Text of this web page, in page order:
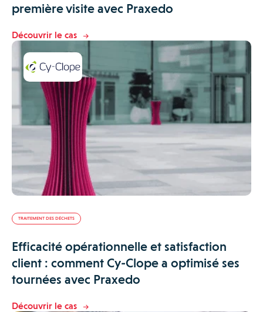
première visite avec Praxedo
Découvrir le cas
TRAITEMENT DES DÉCHETS
Efficacité opérationnelle et satisfaction
client : comment Cy-Clope a optimisé ses
tournées avec Praxedo
Découvrir le cas